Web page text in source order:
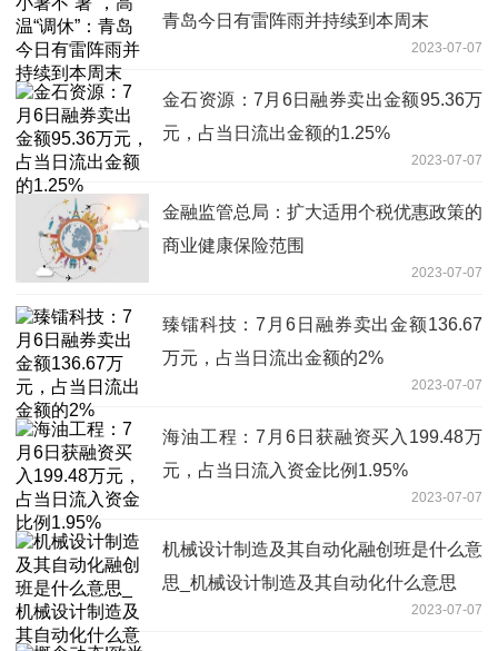
青岛今日有雷阵雨并持续到本周末
2023-07-07
金石资源：7月6日融券卖出金额95.36万
元，占当日流出金额的1.25%
2023-07-07
金融监管总局：扩大适用个税优惠政策的
商业健康保险范围
2023-07-07
臻镭科技：7月6日融券卖出金额136.67
万元，占当日流出金额的2%
2023-07-07
海油工程：7月6日获融资买入199.48万
元，占当日流入资金比例1.95%
2023-07-07
机械设计制造及其自动化融创班是什么意
思_机械设计制造及其自动化什么意思
2023-07-07